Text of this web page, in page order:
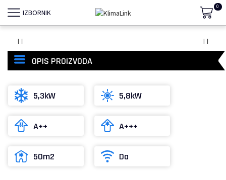
IZBORNIK
0
OPIS PROIZVODA
5,3kW 5,8kW
A++ A+++
50m2 Da